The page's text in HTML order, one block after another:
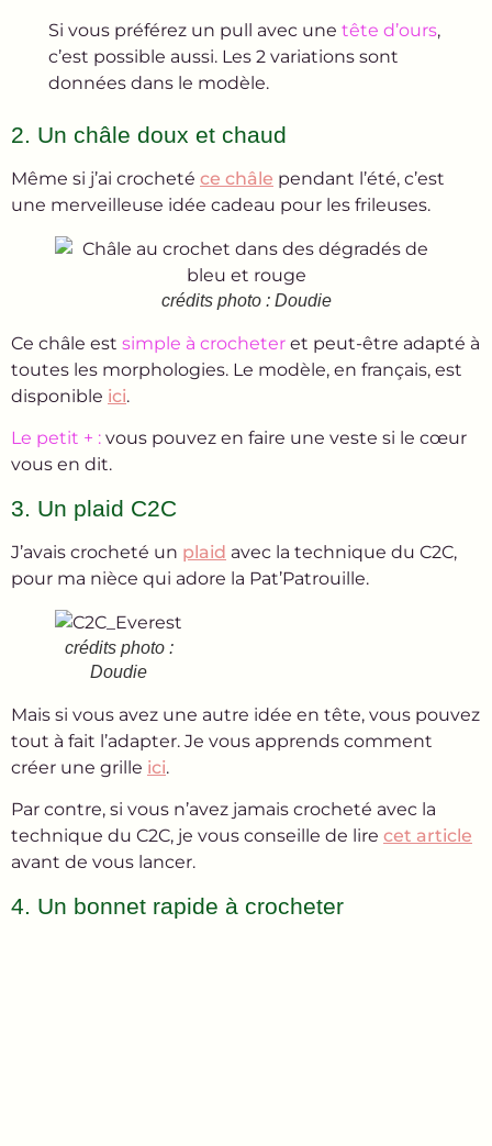
Si vous préférez un pull avec unetête d’ours,
c’est possible aussi. Les 2 variations sont
données dans le modèle.
2. Un châle doux et chaud
Même si j’ai crocheté ce châle pendant l’été, c’est
une merveilleuse idée cadeau pour les frileuses.
crédits photo : Doudie
Ce châle est simple à crocheter et peut-être adapté à
toutes les morphologies. Le modèle, en français, est
disponible ici.
Le petit + : vous pouvez en faire une veste si le cœur
vous en dit.
3. Un plaid C2C
J’avais crocheté un plaid avec la technique du C2C,
pour ma nièce qui adore la Pat’Patrouille.
crédits photo :
Doudie
Mais si vous avez une autre idée en tête, vous pouvez
tout à fait l’adapter. Je vous apprends comment
créer une grille ici.
Par contre, si vous n’avez jamais crocheté avec la
technique du C2C, je vous conseille de lire cet article
avant de vous lancer.
4. Un bonnet rapide à crocheter